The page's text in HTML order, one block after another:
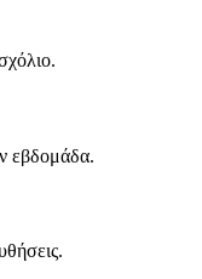
εβδομάδα.